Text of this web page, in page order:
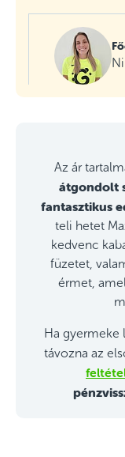
Az ár
átgondolt
fantasztikus
teli hetet
kedvenc
füzetet,
érmet,
Ha gyermeke
távozna az